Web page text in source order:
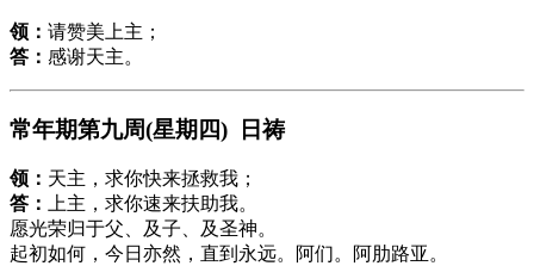
领： 请赞美上主；
答： 感谢天主。
常年期第九周(星期四) 日祷
领： 天主，求你快来拯救我；
答：
上主，求你速来扶助我。
愿光荣归于父、及子、及圣神。
起初如何，今日亦然，直到永远。阿们。阿肋路亚。